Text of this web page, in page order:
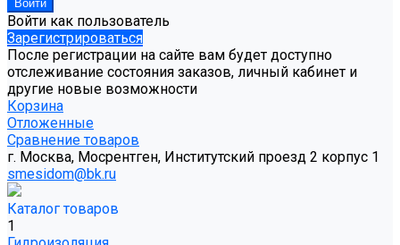
Войти как пользователь
Зарегистрироваться
После регистрации на сайте вам будет доступно
отслеживание состояния заказов, личный кабинет и
другие новые возможности
Корзина
Отложенные
Сравнение товаров
г. Москва, Мосрентген, Институтский проезд 2 корпус 1
smesidom@bk.ru
Каталог товаров
1